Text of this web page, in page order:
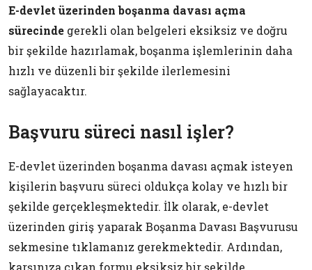
E-devlet üzerinden boşanma davası açma
sürecinde gerekli olan belgeleri eksiksiz ve doğru
bir şekilde hazırlamak, boşanma işlemlerinin daha
hızlı ve düzenli bir şekilde ilerlemesini
sağlayacaktır.
Başvuru süreci nasıl işler?
E-devlet üzerinden boşanma davası açmak isteyen
kişilerin başvuru süreci oldukça kolay ve hızlı bir
şekilde gerçekleşmektedir. İlk olarak, e-devlet
üzerinden giriş yaparak Boşanma Davası Başvurusu
sekmesine tıklamanız gerekmektedir. Ardından,
karşınıza çıkan formu eksiksiz bir şekilde